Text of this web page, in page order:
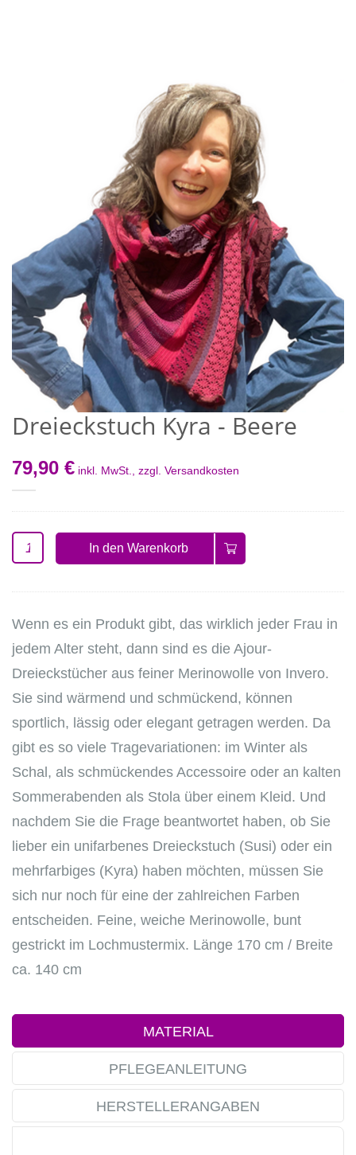
Dreieckstuch Kyra - Beere
79,90 € inkl. MwSt., zzgl. Versandkosten
In den Warenkorb
Wenn es ein Produkt gibt, das wirklich jeder Frau in
jedem Alter steht, dann sind es die Ajour-
Dreieckstücher aus feiner Merinowolle von Invero.
Sie sind wärmend und schmückend, können
sportlich, lässig oder elegant getragen werden. Da
gibt es so viele Tragevariationen: im Winter als
Schal, als schmückendes Accessoire oder an kalten
Sommerabenden als Stola über einem Kleid. Und
nachdem Sie die Frage beantwortet haben, ob Sie
lieber ein unifarbenes Dreieckstuch (Susi) oder ein
mehrfarbiges (Kyra) haben möchten, müssen Sie
sich nur noch für eine der zahlreichen Farben
entscheiden. Feine, weiche Merinowolle, bunt
gestrickt im Lochmustermix. Länge 170 cm / Breite
ca. 140 cm
MATERIAL
PFLEGEANLEITUNG
HERSTELLERANGABEN